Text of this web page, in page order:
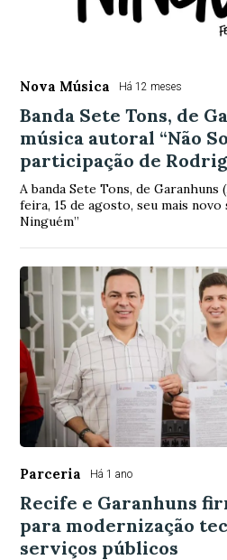
Nova Música Há 12 meses
Banda Sete Tons, de
música autoral “Não
participação de
A banda Sete Tons, de Garanhuns
feira, 15 de agosto, seu mais
Ninguém”
Parceria Há 1 ano
Recife e Garanhuns
para modernização
serviços públicos